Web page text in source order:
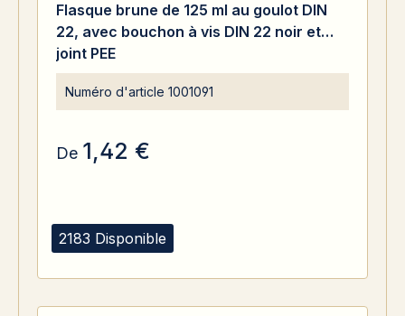
2183 Disponible
Flasque brune de 125 ml au goulot DIN
22, avec bouchon à vis DIN 22 noir et
joint PEE
Numéro d'article 1001091
De 1,42 €